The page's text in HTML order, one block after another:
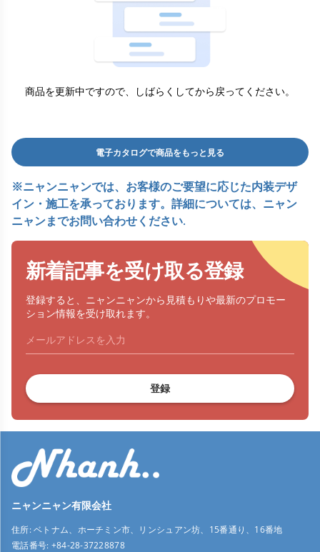
商品を更新中ですので、しばらくしてから戻ってください。
電子カタログで商品をもっと見る
※ニャンニャンでは、お客様のご要望に応じた内装デザ
イン・施工を承っております。詳細については、ニャン
ニャンまでお問い合わせください.
新着記事を受け取る登録
登録すると、ニャンニャンから見積もりや最新のプロモー
ション情報を受け取れます。
登録
ニャンニャン有限会社
住所:ベトナム、ホーチミン市、リンシュアン坊、15番通り、16番地
電話番号: +84-28-37228878